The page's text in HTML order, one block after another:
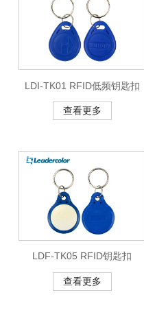
LDI-TK01 RFID低频钥匙扣
查看更多
LDF-TK05 RFID钥匙扣
查看更多